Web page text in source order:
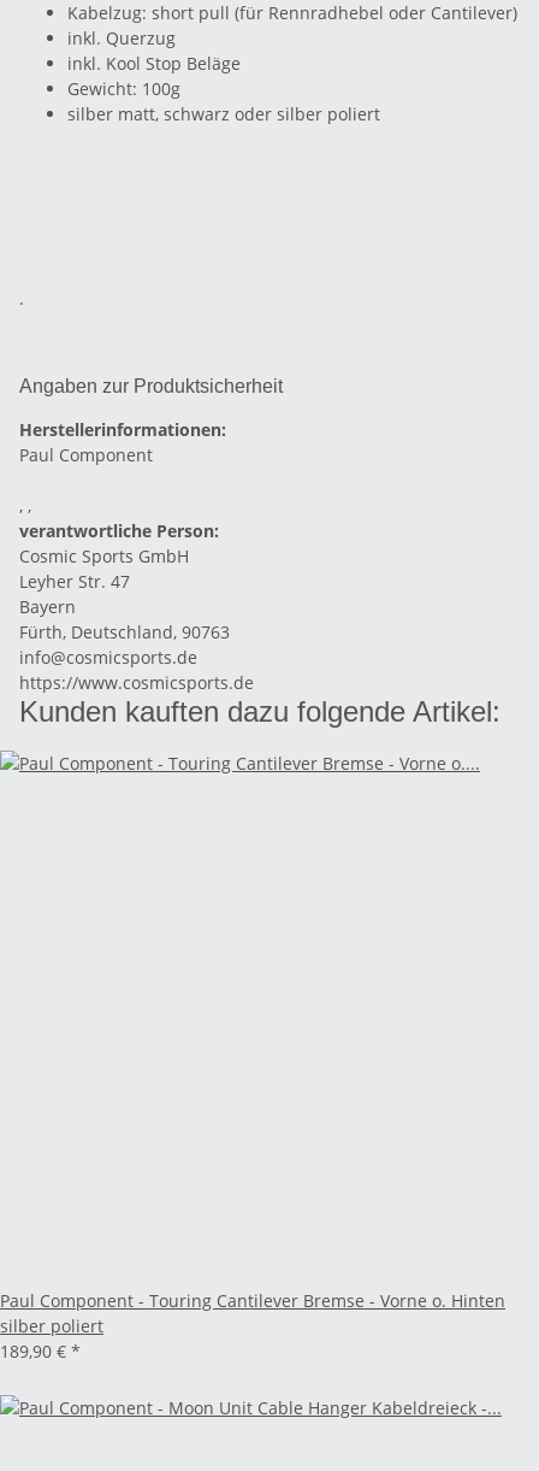
Kabelzug: short pull (für Rennradhebel oder Cantilever)
inkl. Querzug
inkl. Kool Stop Beläge
Gewicht: 100g
silber matt, schwarz oder silber poliert
.
Angaben zur Produktsicherheit
Herstellerinformationen:
Paul Component
, ,
verantwortliche Person:
Cosmic Sports GmbH
Leyher Str. 47
Bayern
Fürth, Deutschland, 90763
info@cosmicsports.de
https://www.cosmicsports.de
Kunden kauften dazu folgende Artikel:
Paul Component - Touring Cantilever Bremse - Vorne o. Hinten
silber poliert
189,90 € *